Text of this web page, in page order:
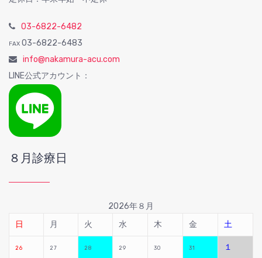
03-6822-6482
FAX 03-6822-6483
info@nakamura-acu.com
LINE公式アカウント：
８月診療日
2026年８月
日
月 火 水 木 金 土
26 27 28 29 30 31 １